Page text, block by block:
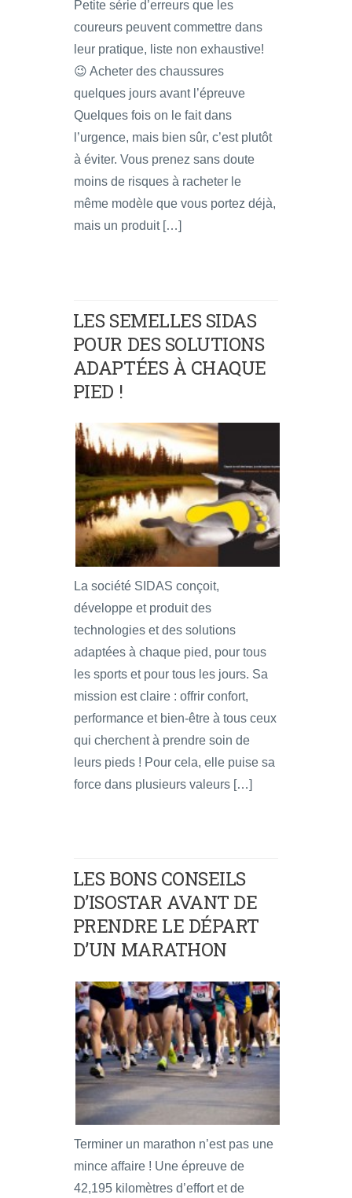
Petite série d’erreurs que les
coureurs peuvent commettre dans
leur pratique, liste non exhaustive!
😉 Acheter des chaussures
quelques jours avant l’épreuve
Quelques fois on le fait dans
l’urgence, mais bien sûr, c’est plutôt
à éviter. Vous prenez sans doute
moins de risques à racheter le
même modèle que vous portez déjà,
mais un produit […]
LES SEMELLES SIDAS
POUR DES SOLUTIONS
ADAPTÉES À CHAQUE
PIED !
La société SIDAS conçoit,
développe et produit des
technologies et des solutions
adaptées à chaque pied, pour tous
les sports et pour tous les jours. Sa
mission est claire : offrir confort,
performance et bien-être à tous ceux
qui cherchent à prendre soin de
leurs pieds ! Pour cela, elle puise sa
force dans plusieurs valeurs […]
LES BONS CONSEILS
D’ISOSTAR AVANT DE
PRENDRE LE DÉPART
D’UN MARATHON
Terminer un marathon n’est pas une
mince affaire ! Une épreuve de
42,195 kilomètres d’effort et de